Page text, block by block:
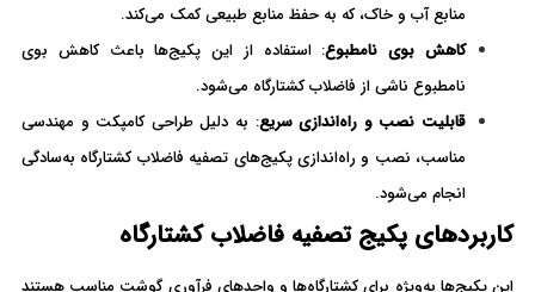
منابع آب و خاک، که به حفظ منابع طبیعی کمک می‌کند.
کاهش بوی نامطبوع: استفاده از این پکیج‌ها باعث کاهش بوی
نامطبوع ناشی از فاضلاب کشتارگاه می‌شود.
قابلیت نصب و راه‌اندازی سریع: به دلیل طراحی کامپکت و مهندسی
مناسب، نصب و راه‌اندازی پکیج‌های تصفیه فاضلاب کشتارگاه به‌سادگی
انجام می‌شود.
کاربردهای پکیج تصفیه فاضلاب کشتارگاه
این پکیج‌ها به‌ویژه برای کشتارگاه‌ها و واحدهای فرآوری گوشت مناسب هستند